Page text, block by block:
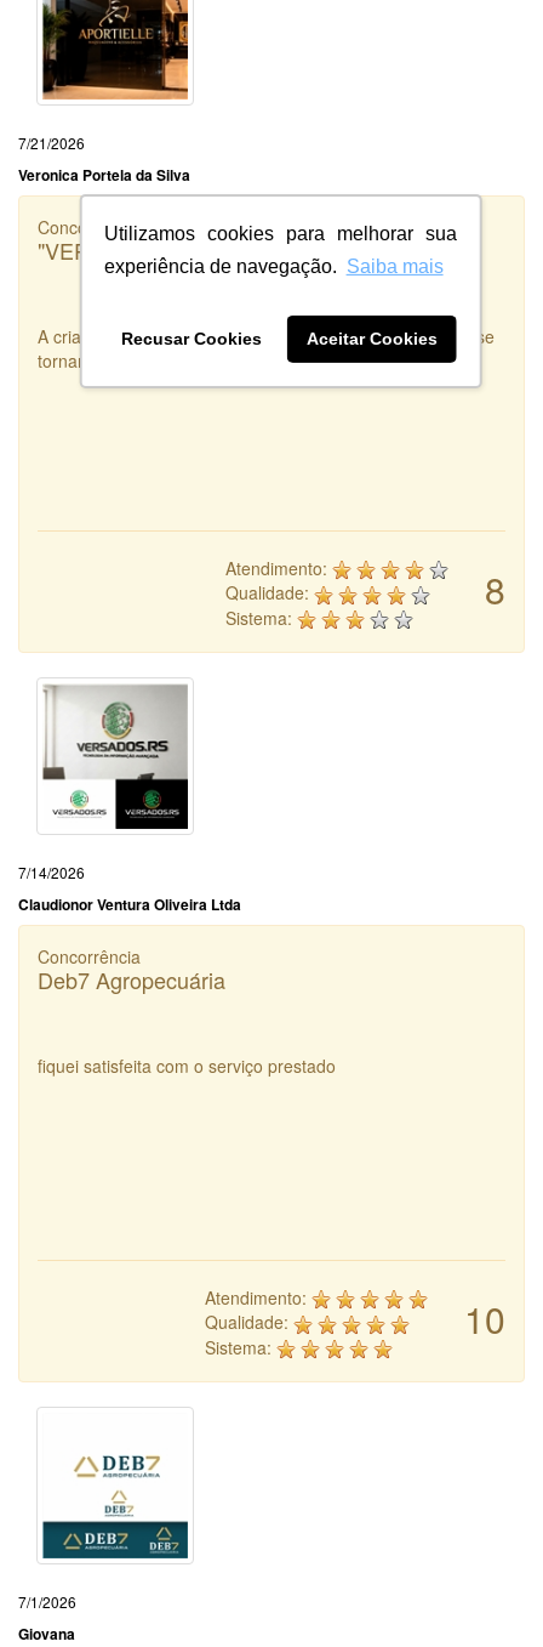
Utilizamos cookies para melhorar sua
experiência de navegação. Saiba mais
Recusar Cookies Aceitar Cookies
7/21/2026
Veronica Portela da Silva
Concorrência
"VERSADOS.RS"
A criatividade e disponibilidade são duas qualidades que se
tornam uma Arte real. Criatividade e Disponibilidade.
8
Atendimento:
Qualidade:
Sistema:
7/14/2026
Claudionor Ventura Oliveira Ltda
Concorrência
Deb7 Agropecuária
fiquei satisfeita com o serviço prestado
10
Atendimento:
Qualidade:
Sistema:
7/1/2026
Giovana